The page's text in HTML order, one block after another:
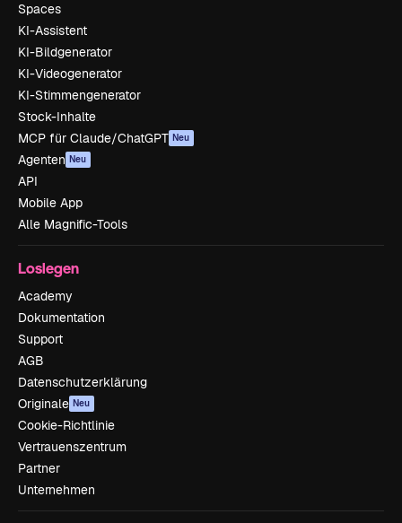
Spaces
KI-Assistent
KI-Bildgenerator
KI-Videogenerator
KI-Stimmengenerator
Stock-Inhalte
MCP für Claude/ChatGPT Neu
Agenten Neu
API
Mobile App
Alle Magnific-Tools
Loslegen
Academy
Dokumentation
Support
AGB
Datenschutzerklärung
Originale Neu
Cookie-Richtlinie
Vertrauenszentrum
Partner
Unternehmen